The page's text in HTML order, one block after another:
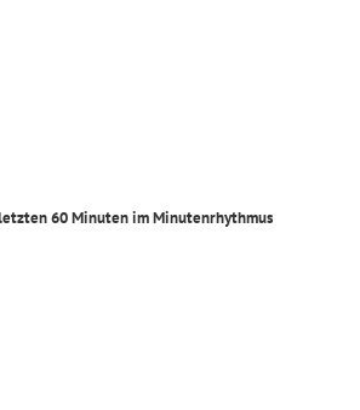
60 Minuten im Minutenrhythmus